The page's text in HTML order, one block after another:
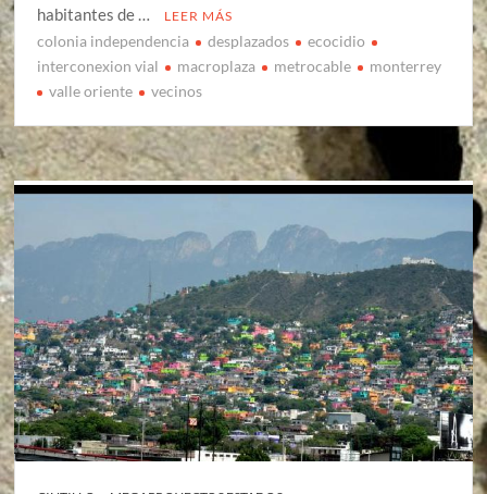
habitantes de …
LEER MÁS
colonia independencia desplazados
ecocidio
interconexion vial
macroplaza metrocable
monterrey
valle oriente
vecinos